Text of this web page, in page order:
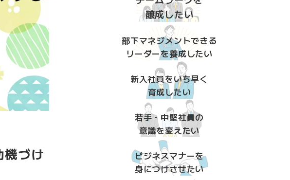
づけ
醸成したい
部下マネジメントできる
リーダーを養成したい
新入社員をいち早く
育成したい
若手・中堅社員の
意識を変えたい
ビジネスマナーを
身につけさせたい